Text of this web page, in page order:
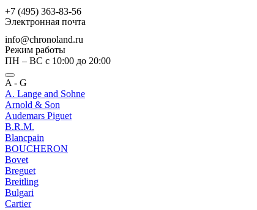
+7 (495) 363-83-56
Электронная почта
info@chronoland.ru
Режим работы
ПН – ВС с 10:00 до 20:00
A - G
A. Lange and Sohne
Arnold & Son
Audemars Piguet
B.R.M.
Blancpain
BOUCHERON
Bovet
Breguet
Breitling
Bulgari
Cartier